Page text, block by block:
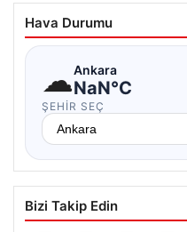
Hava Durumu
☁Ankara
NaN°C
ŞEHIR SEÇ
Bizi Takip Edin